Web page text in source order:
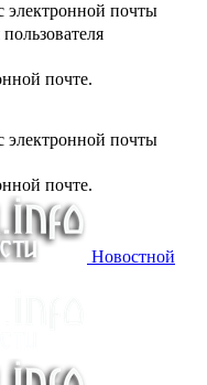
электронной почты
почте.
электронной почты
почте.
Новостной